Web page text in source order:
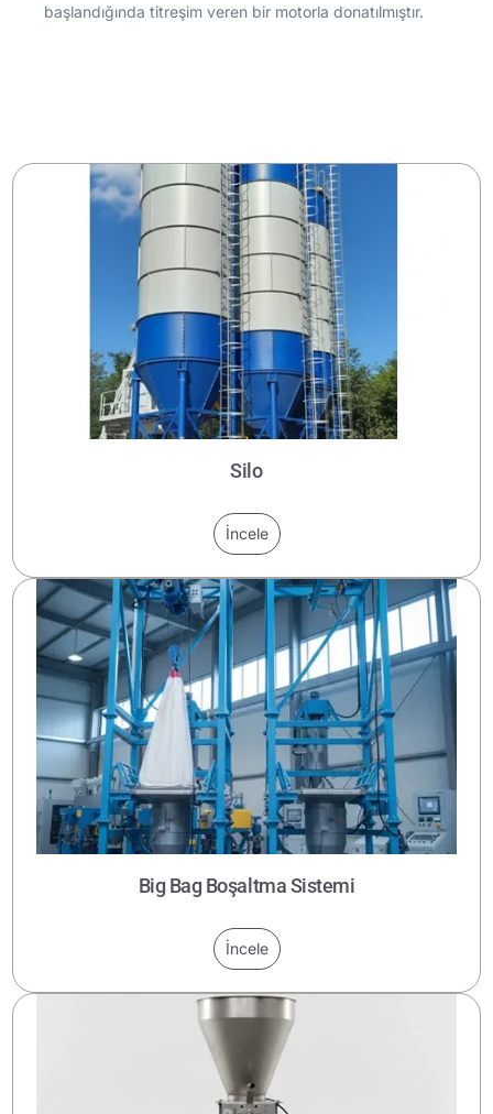
başlandığında titreşim veren bir motorla donatılmıştır.
Silo
İncele
Big Bag Boşaltma Sistemi
İncele